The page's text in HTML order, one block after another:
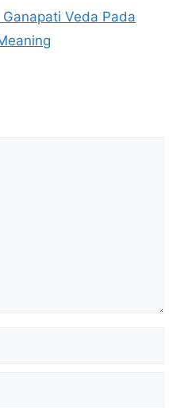
| Ganapati Veda Pada